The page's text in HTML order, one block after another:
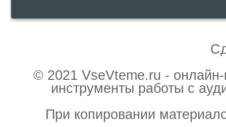
© 2021 VseVteme.ru -
инструменты работы с
При копировании